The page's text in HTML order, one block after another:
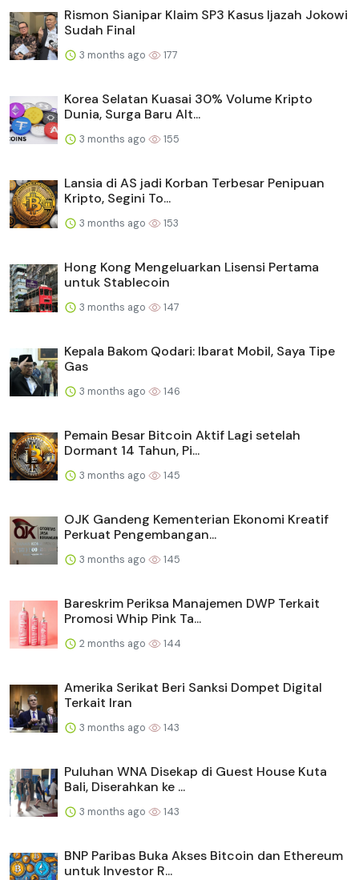
Rismon Sianipar Klaim SP3 Kasus Ijazah Jokowi
Sudah Final
3 months ago 177
Korea Selatan Kuasai 30% Volume Kripto
Dunia, Surga Baru Alt...
3 months ago 155
Lansia di AS jadi Korban Terbesar Penipuan
Kripto, Segini To...
3 months ago 153
Hong Kong Mengeluarkan Lisensi Pertama
untuk Stablecoin
3 months ago 147
Kepala Bakom Qodari: Ibarat Mobil, Saya Tipe
Gas
3 months ago 146
Pemain Besar Bitcoin Aktif Lagi setelah
Dormant 14 Tahun, Pi...
3 months ago 145
OJK Gandeng Kementerian Ekonomi Kreatif
Perkuat Pengembangan...
3 months ago 145
Bareskrim Periksa Manajemen DWP Terkait
Promosi Whip Pink Ta...
2 months ago 144
Amerika Serikat Beri Sanksi Dompet Digital
Terkait Iran
3 months ago 143
Puluhan WNA Disekap di Guest House Kuta
Bali, Diserahkan ke ...
3 months ago 143
BNP Paribas Buka Akses Bitcoin dan Ethereum
untuk Investor R...